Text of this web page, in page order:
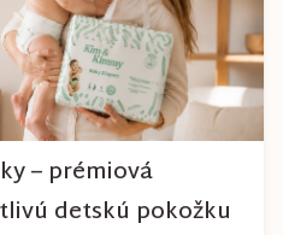
– prémiová
detskú pokožku